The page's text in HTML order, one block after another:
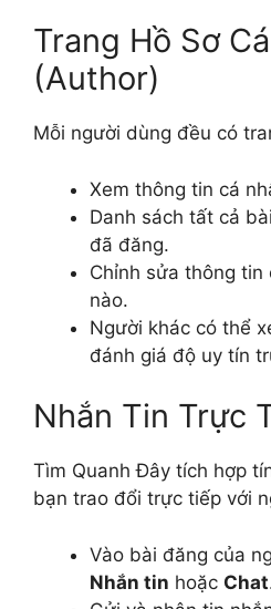
Trang Hồ Sơ
(Author)
Mỗi người dùng đều có
Xem thông tin cá
Danh sách tất cả
đã đăng.
Chỉnh sửa thông
nào.
Người khác có thể
đánh giá độ uy tín
Nhắn Tin Trực
Tìm Quanh Đây tích hợp
bạn trao đổi trực tiếp với
Vào bài đăng của
Nhắn tin hoặc Chat